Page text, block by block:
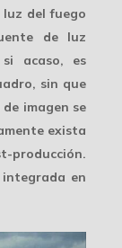
del fuego
de luz
acaso, es
sin que
imagen se
exista
producción.
en